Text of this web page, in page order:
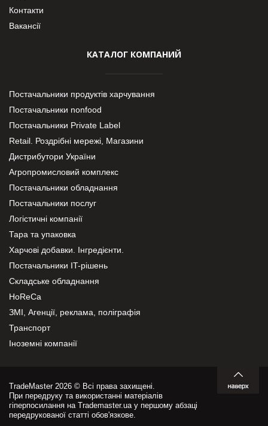
Контакти
Вакансії
КАТАЛОГ КОМПАНИЙ
Постачальники продуктів харчування
Постачальники nonfood
Постачальники Private Label
Retail. Роздрібні мережі, Магазини
Дистрибутори України
Агропромисловий комплекс
Постачальники обладнання
Постачальники послуг
Логістичні компанії
Тара та упаковка
Харчові добавки. Інгредієнти.
Постачальники IT-рішень
Складське обладнання
HoReCa
ЗМІ, Агенції, реклама, поліграфія
Транспорт
Іноземні компанії
TradeMaster 2026 © Всі права захищені.
При передруку та використанні матеріалів
гіперпосилання на Trademaster.ua у першому абзаці
передрукованої статті обов'язкове.